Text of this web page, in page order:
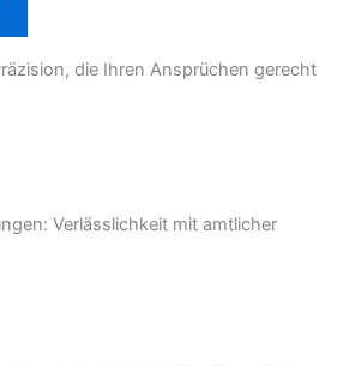
die Ihren Ansprüchen gerecht
Verlässlichkeit mit amtlicher